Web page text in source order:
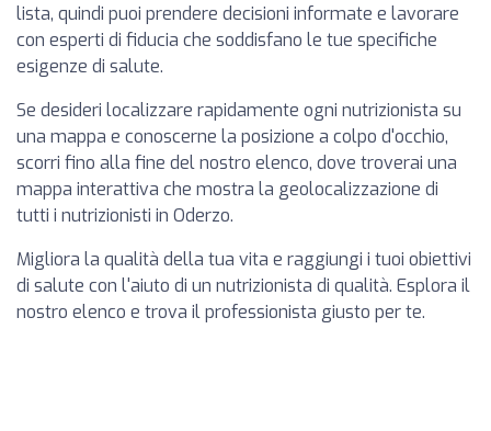
lista, quindi puoi prendere decisioni informate e lavorare
con esperti di fiducia che soddisfano le tue specifiche
esigenze di salute.
Se desideri localizzare rapidamente ogni nutrizionista su
una mappa e conoscerne la posizione a colpo d'occhio,
scorri fino alla fine del nostro elenco, dove troverai una
mappa interattiva che mostra la geolocalizzazione di
tutti i nutrizionisti in Oderzo.
Migliora la qualità della tua vita e raggiungi i tuoi obiettivi
di salute con l'aiuto di un nutrizionista di qualità. Esplora il
nostro elenco e trova il professionista giusto per te.